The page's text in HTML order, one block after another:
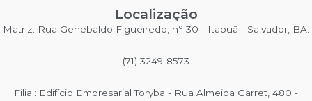
Localização
Matriz: Rua Genebaldo Figueiredo, n° 30 - Itapuã - Salvador, BA.
(71) 3249-8573
Filial: Edifício Empresarial Toryba - Rua Almeida Garret, 480 -